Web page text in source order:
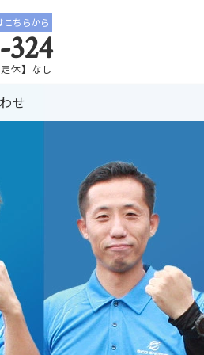
ちらから
324
休】なし
せ